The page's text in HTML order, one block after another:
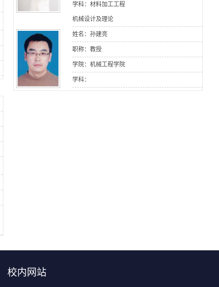
学科：材料加工工程
机械设计及理论
姓名：孙建亮
职称：教授
学院：机械工程学院
学科：
校内网站